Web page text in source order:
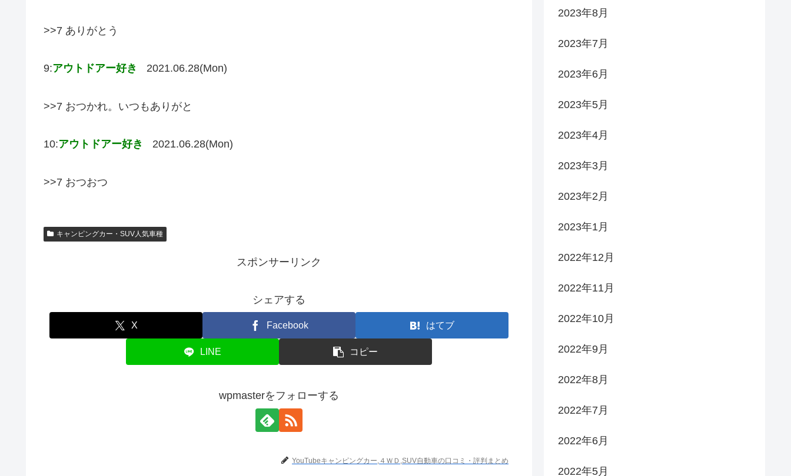
>>7 ありがとう
9:アウトドアー好き 2021.06.28(Mon)
>>7 おつかれ。いつもありがと
10:アウトドアー好き 2021.06.28(Mon)
>>7 おつおつ
キャンピングカー・SUV人気車種
スポンサーリンク
シェアする
X Facebook はてブ
LINE コピー
wpmasterをフォローする
YouTubeキャンピングカー,４ＷＤ,SUV自動車の口コミ・評判まとめ
2023年8月
2023年7月
2023年6月
2023年5月
2023年4月
2023年3月
2023年2月
2023年1月
2022年12月
2022年11月
2022年10月
2022年9月
2022年8月
2022年7月
2022年6月
2022年5月